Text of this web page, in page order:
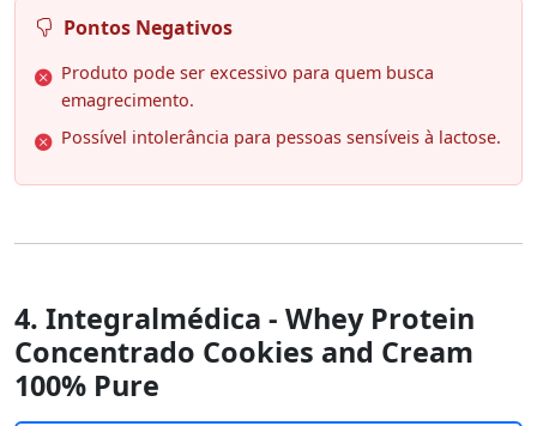
Pontos Negativos
Produto pode ser excessivo para quem busca
emagrecimento.
Possível intolerância para pessoas sensíveis à lactose.
4. Integralmédica - Whey Protein
Concentrado Cookies and Cream
100% Pure